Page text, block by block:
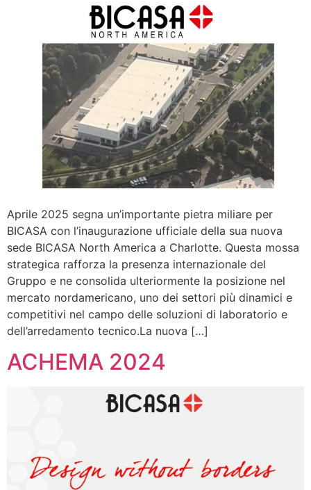
Aprile 2025 segna un’importante pietra miliare per
BICASA con l’inaugurazione ufficiale della sua nuova
sede BICASA North America a Charlotte. Questa mossa
strategica rafforza la presenza internazionale del
Gruppo e ne consolida ulteriormente la posizione nel
mercato nordamericano, uno dei settori più dinamici e
competitivi nel campo delle soluzioni di laboratorio e
dell’arredamento tecnico.La nuova […]
ACHEMA 2024